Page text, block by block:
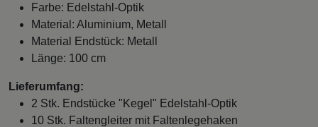
Farbe: Edelstahl-Optik
Material: Aluminium, Metall
Material Endstück: Metall
Länge: 100 cm
Lieferumfang:
2 Stk. Endstücke "Kegel" Edelstahl-Optik
10 Stk. Faltengleiter mit Faltenlegehaken